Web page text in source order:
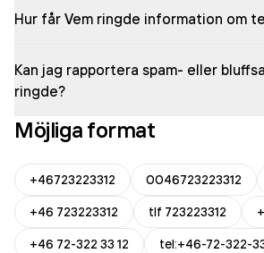
Hur får Vem ringde information om
Kan jag rapportera spam- eller
ringde?
Möjliga format
+46723223312 0046723223312
+46 723223312
tlf 723223312
+46 72-322 33 12
tel:+46-72-322-